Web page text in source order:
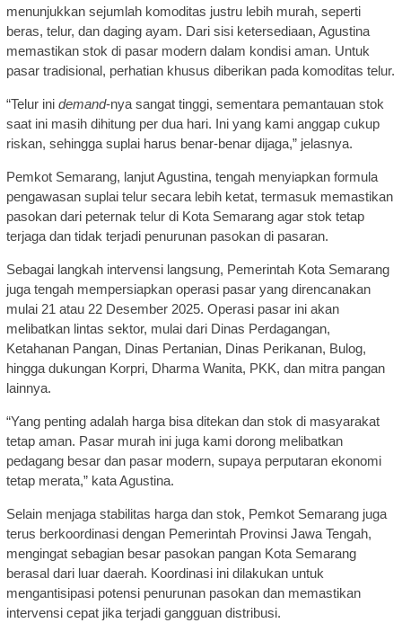
menunjukkan sejumlah komoditas justru lebih murah, seperti
beras, telur, dan daging ayam. Dari sisi ketersediaan, Agustina
memastikan stok di pasar modern dalam kondisi aman. Untuk
pasar tradisional, perhatian khusus diberikan pada komoditas telur.
“Telur ini demand-nya sangat tinggi, sementara pemantauan stok
saat ini masih dihitung per dua hari. Ini yang kami anggap cukup
riskan, sehingga suplai harus benar-benar dijaga,” jelasnya.
Pemkot Semarang, lanjut Agustina, tengah menyiapkan formula
pengawasan suplai telur secara lebih ketat, termasuk memastikan
pasokan dari peternak telur di Kota Semarang agar stok tetap
terjaga dan tidak terjadi penurunan pasokan di pasaran.
Sebagai langkah intervensi langsung, Pemerintah Kota Semarang
juga tengah mempersiapkan operasi pasar yang direncanakan
mulai 21 atau 22 Desember 2025. Operasi pasar ini akan
melibatkan lintas sektor, mulai dari Dinas Perdagangan,
Ketahanan Pangan, Dinas Pertanian, Dinas Perikanan, Bulog,
hingga dukungan Korpri, Dharma Wanita, PKK, dan mitra pangan
lainnya.
“Yang penting adalah harga bisa ditekan dan stok di masyarakat
tetap aman. Pasar murah ini juga kami dorong melibatkan
pedagang besar dan pasar modern, supaya perputaran ekonomi
tetap merata,” kata Agustina.
Selain menjaga stabilitas harga dan stok, Pemkot Semarang juga
terus berkoordinasi dengan Pemerintah Provinsi Jawa Tengah,
mengingat sebagian besar pasokan pangan Kota Semarang
berasal dari luar daerah. Koordinasi ini dilakukan untuk
mengantisipasi potensi penurunan pasokan dan memastikan
intervensi cepat jika terjadi gangguan distribusi.